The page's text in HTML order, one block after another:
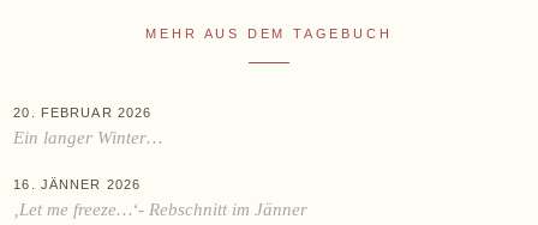
Aktuelles
Termine
Kontakt
MEHR AUS DEM TAGEBUCH
20. FEBRUAR 2026
Ein langer Winter…
16. JÄNNER 2026
‚Let me freeze…‘- Rebschnitt im Jänner